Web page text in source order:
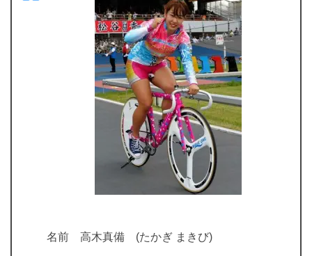
名前 高木真備 (たかぎ まきび)